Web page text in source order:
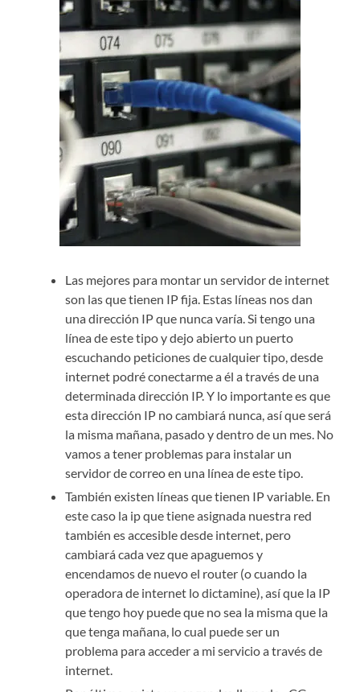
Las mejores para montar un servidor de internet
son las que tienen IP fija. Estas líneas nos dan
una dirección IP que nunca varía. Si tengo una
línea de este tipo y dejo abierto un puerto
escuchando peticiones de cualquier tipo, desde
internet podré conectarme a él a través de una
determinada dirección IP. Y lo importante es que
esta dirección IP no cambiará nunca, así que será
la misma mañana, pasado y dentro de un mes. No
vamos a tener problemas para instalar un
servidor de correo en una línea de este tipo.
También existen líneas que tienen IP variable. En
este caso la ip que tiene asignada nuestra red
también es accesible desde internet, pero
cambiará cada vez que apaguemos y
encendamos de nuevo el router (o cuando la
operadora de internet lo dictamine), así que la IP
que tengo hoy puede que no sea la misma que la
que tenga mañana, lo cual puede ser un
problema para acceder a mi servicio a través de
internet.